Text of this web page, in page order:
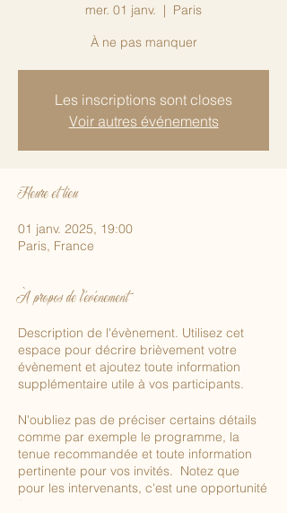
mer. 01 janv.
  |
Paris
À ne pas manquer
Les inscriptions sont closes
Voir autres événements
Heure et lieu
01 janv. 2025, 19:00
Paris, France
À propos de l'événement
Description de l'évènement. Utilisez cet
espace pour décrire brièvement votre
évènement et ajoutez toute information
supplémentaire utile à vos participants.
N'oubliez pas de préciser certains détails
comme par exemple le programme, la
tenue recommandée et toute information
pertinente pour vos invités. Notez que
pour les intervenants, c'est une opportunité
formidable de se présenter et de donner